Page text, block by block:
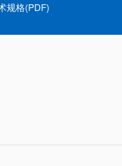
规格(PDF)